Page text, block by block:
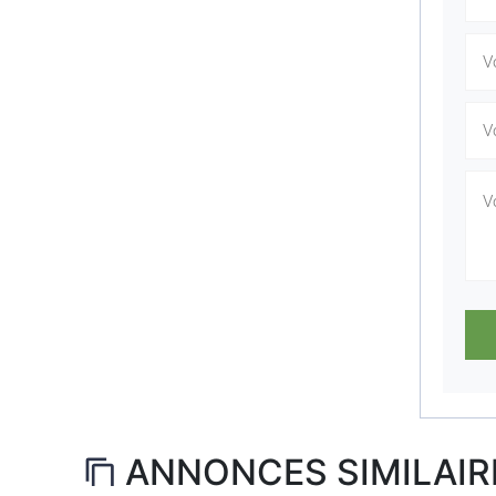
ANNONCES